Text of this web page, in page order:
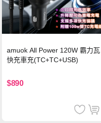
amuok All Power 120W 霸力瓦
快充車充(TC+TC+USB)
$890